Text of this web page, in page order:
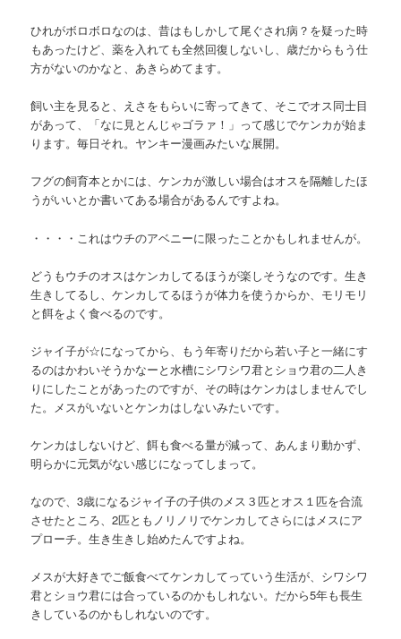
ひれがボロボロなのは、昔はもしかして尾ぐされ病？を疑った時
もあったけど、薬を入れても全然回復しないし、歳だからもう仕
方がないのかなと、あきらめてます。
飼い主を見ると、えさをもらいに寄ってきて、そこでオス同士目
があって、「なに見とんじゃゴラァ！」って感じでケンカが始ま
ります。毎日それ。ヤンキー漫画みたいな展開。
フグの飼育本とかには、ケンカが激しい場合はオスを隔離したほ
うがいいとか書いてある場合があるんですよね。
・・・・これはウチのアベニーに限ったことかもしれませんが。
どうもウチのオスはケンカしてるほうが楽しそうなのです。生き
生きしてるし、ケンカしてるほうが体力を使うからか、モリモリ
と餌をよく食べるのです。
ジャイ子が☆になってから、もう年寄りだから若い子と一緒にす
るのはかわいそうかなーと水槽にシワシワ君とショウ君の二人き
りにしたことがあったのですが、その時はケンカはしませんでし
た。メスがいないとケンカはしないみたいです。
ケンカはしないけど、餌も食べる量が減って、あんまり動かず、
明らかに元気がない感じになってしまって。
なので、3歳になるジャイ子の子供のメス３匹とオス１匹を合流
させたところ、2匹ともノリノリでケンカしてさらにはメスにア
プローチ。生き生きし始めたんですよね。
メスが大好きでご飯食べてケンカしてっていう生活が、シワシワ
君とショウ君には合っているのかもしれない。だから5年も長生
きしているのかもしれないのです。